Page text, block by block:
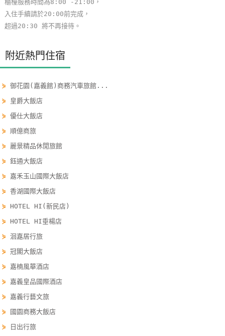
顧
滿
意
單
管
理
會
員
帳
戶
客
服
絡
單
櫃檯服務時間為8:00 -21:00，
入住手續請於20:00前完成，
超過20:30 將不再接待。
附近熱門住宿
⋟御花園(嘉義館)商務汽車旅館...
⋟ 皇爵大飯店
⋟優仕大飯店
⋟順億商旅
⋟ 麗景精品休閒旅館
⋟鈺通大飯店
⋟ 嘉禾玉山國際大飯店
⋟香湖國際大飯店
⋟ HOTEL HI(新民店)
⋟ HOTEL HI垂楊店
⋟洄嘉居行旅
⋟冠閣大飯店
⋟ 嘉楠風華酒店
⋟ 嘉義皇品國際酒店
⋟ 嘉義行藝文旅
⋟
國園商務大飯店
⋟
日出行旅